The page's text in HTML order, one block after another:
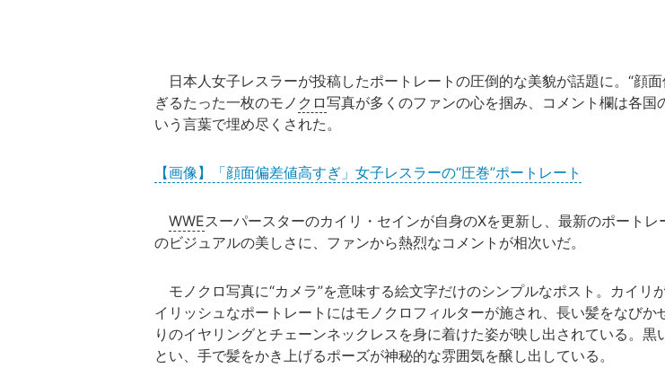
日本人女子レスラーが投稿したポートレートの圧倒的な美貌が話題に。“顔面
ぎるたった一枚のモノ クロ写真が多くのファンの心を掴み、コメント欄は各国
いう言葉で埋め尽くされた。
【画像】「顔面偏差値高すぎ」女子レスラーの“圧巻”ポートレート
WWEスーパースターのカイリ・セインが自身のXを更新し、最新のポートレ
のビジュアルの美しさに、ファンから熱烈なコメントが相次いだ。
モノクロ写真に“カメラ”を意味する絵文字だけのシンプルなポスト。カイリ
イリッシュなポートレートにはモノクロフィルターが施され、長い髪をなびか
りのイヤリングとチェーンネックレスを身に着けた姿が映し出されている。黒
とい、手で髪をかき上げるポーズが神秘的な雰囲気を醸し出している。